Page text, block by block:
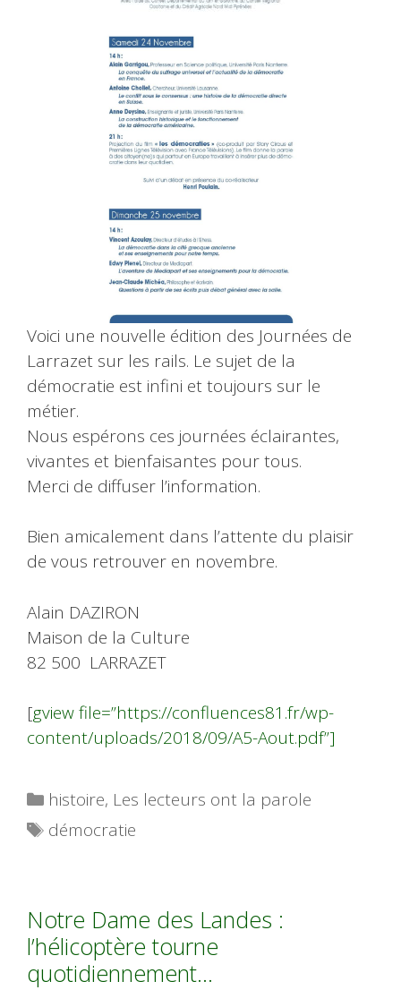
Voici une nouvelle édition des Journées de
Larrazet sur les rails. Le sujet de la
démocratie est infini et toujours sur le
métier.
Nous espérons ces journées éclairantes,
vivantes et bienfaisantes pour tous.
Merci de diffuser l’information.
Bien amicalement dans l’attente du plaisir
de vous retrouver en novembre.
Alain DAZIRON
Maison de la Culture
82 500 LARRAZET
[gview file=”https://confluences81.fr/wp-
content/uploads/2018/09/A5-Aout.pdf”]
Catégories
histoire, Les lecteurs ont la parole
Étiquettes
démocratie
Notre Dame des Landes :
l’hélicoptère tourne
quotidiennement…